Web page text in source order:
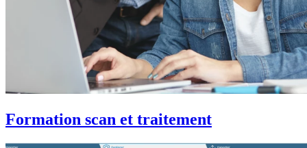
Formation scan et traitement